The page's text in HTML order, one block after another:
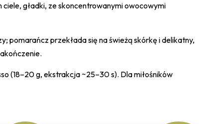
gładki, ze skoncentrowanymi owocowymi
pomarańcz przekłada się na świeżą skórkę i delikatny,
(18–20 g, ekstrakcja ~25–30 s). Dla miłośników